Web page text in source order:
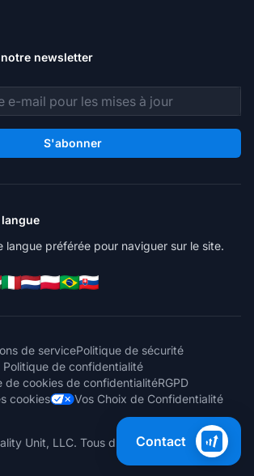
newsletter
S'abonner
langue préférée pour naviguer sur le site.
de servicePolitique de sécurité
Politique de confidentialité
de cookies de confidentialitéRGPD
cookies
Vos Choix de Confidentialité
Unit, LLC. Tous droits réservés.
Contact